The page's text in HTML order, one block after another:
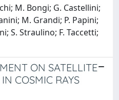
M. Bongi; G. Castellini;
M. Grandi; P. Papini;
S. Straulino; F. Taccetti;
ON SATELLITE
COSMIC RAYS